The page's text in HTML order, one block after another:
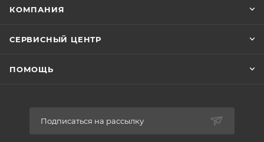
КОМПАНИЯ
СЕРВИСНЫЙ ЦЕНТР
ПОМОЩЬ
Подписаться на рассылку